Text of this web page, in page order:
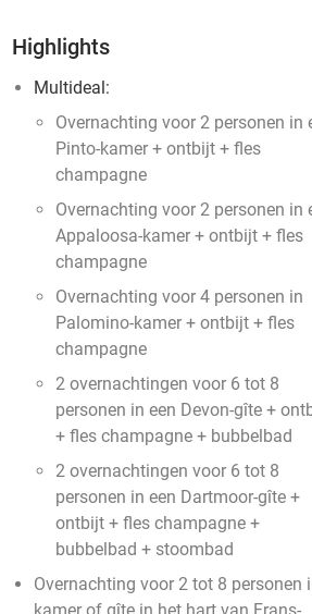
Highlights
Multideal:
Overnachting voor 2 personen in
Pinto-kamer + ontbijt + fles
champagne
Overnachting voor 2 personen in
Appaloosa-kamer + ontbijt + fles
champagne
Overnachting voor 4 personen in
Palomino-kamer + ontbijt + fles
champagne
2 overnachtingen voor 6 tot 8
personen in een Devon-gîte +
+ fles champagne + bubbelbad
2 overnachtingen voor 6 tot 8
personen in een Dartmoor-gîte +
ontbijt + fles champagne +
bubbelbad + stoombad
Overnachting voor 2 tot 8 personen